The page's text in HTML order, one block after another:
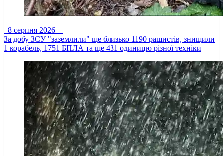
8 серпня 2026
За добу ЗСУ "заземлили" ще близько 1190 рашистів, знищили
1 корабель, 1751 БПЛА та ще 431 одиницю різної техніки